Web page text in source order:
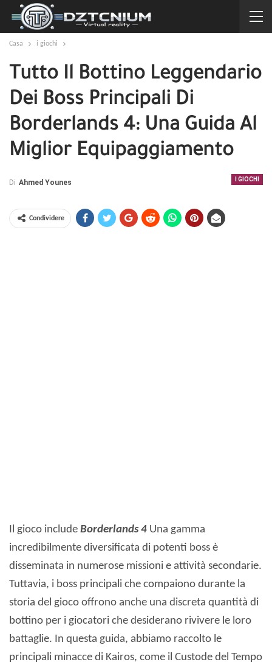
Casa i giochi
Tutto Il Bottino Leggendario
Dei Boss Principali Di
Borderlands 4: Una Guida Al
Miglior Equipaggiamento
I GIOCHI
Di Ahmed Younes
Condividere
Il gioco include Borderlands 4 Una gamma
incredibilmente diversificata di potenti boss è
disseminata in numerose missioni e attività secondarie.
Tuttavia, i boss principali che compaiono durante la
storia del gioco offrono anche una discreta quantità di
bottino per i giocatori che desiderano rivivere le loro
battaglie. In questa guida, abbiamo raccolto le
principali minacce di Kairos, come il Custode del Tempo